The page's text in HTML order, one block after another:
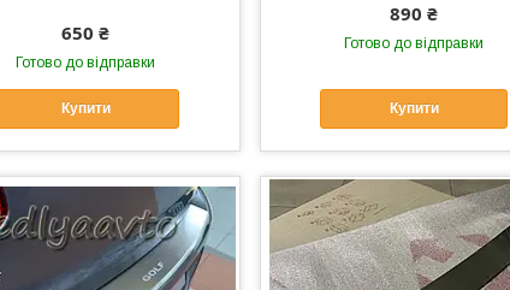
650 ₴
Готово до відправки
Купити
890 ₴
Готово до відправки
Купити